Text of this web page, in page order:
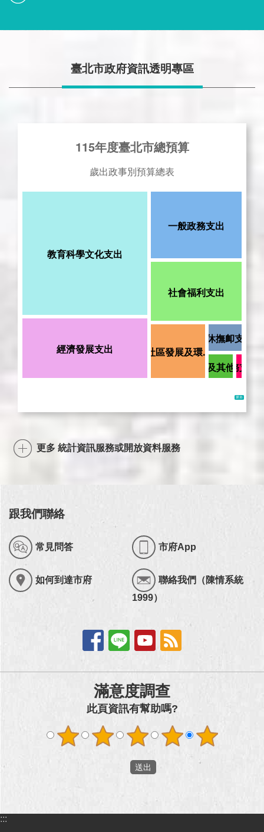
臺北市政府資訊透明專區
更多 統計資訊服務或開放資料服務
跟我們聯絡
常見問答 市府App
如何到達市府
聯絡我們（陳情系統
1999）
滿意度調查
此頁資訊有幫助嗎?
:::